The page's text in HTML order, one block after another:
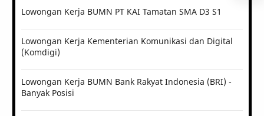
Lowongan Kerja BUMN PT KAI Tamatan SMA D3 S1
Lowongan Kerja Kementerian Komunikasi dan Digital
(Komdigi)
Lowongan Kerja BUMN Bank Rakyat Indonesia (BRI) -
Banyak Posisi